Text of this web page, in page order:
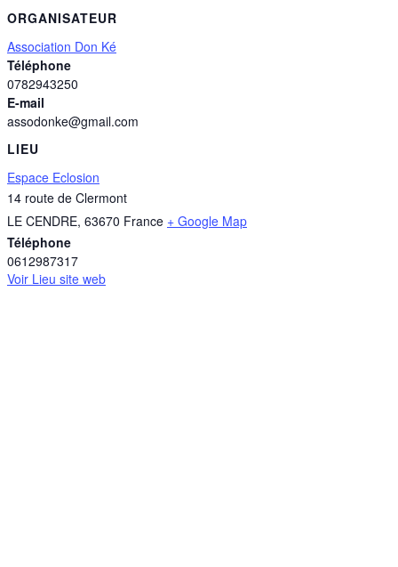
ORGANISATEUR
Association Don Ké
Téléphone
0782943250
E-mail
assodonke@gmail.com
LIEU
Espace Eclosion
14 route de Clermont
LE CENDRE, 63670 France + Google Map
Téléphone
0612987317
Voir Lieu site web